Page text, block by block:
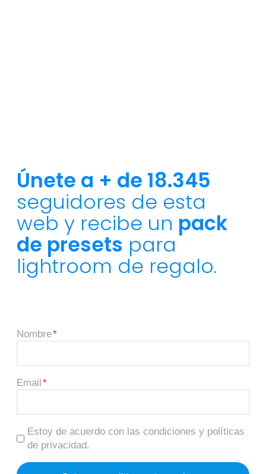
Únete a + de 18.345
seguidores de esta
web y recibe un pack
de presets para
lightroom de regalo.
Nombre
Email
Estoy de acuerdo con las condiciones y políticas
de privacidad.